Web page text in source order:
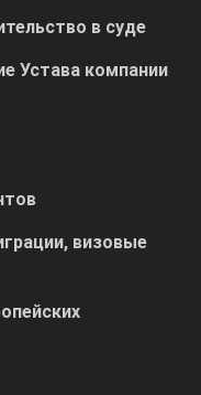
в суде
Устава компании
визовые